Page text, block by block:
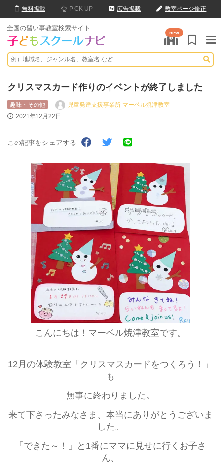
無料掲載 PICK UP 広告掲載 教室ページ修正
全国の習い事教室検索サイト
new
クリスマスカード作りのイベントが終了しました
趣味・その他
児童発達支援事業所 マーベル焼津教室
2021年12月22日
この記事をシェアする
こんにちは！マーベル焼津教室です。
12月の体験教室「クリスマスカードをつくろう！」
も
無事に終わりました。
来て下さったみなさま、本当にありがとうございま
した。
「できた～！」と1番にママに見せに行くお子さ
ん、